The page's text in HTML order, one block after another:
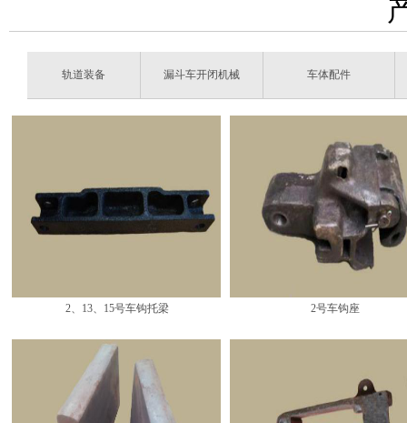
轨道装备 漏斗车开闭机械 车体配件
2、13、15号车钩托梁 2号车钩座